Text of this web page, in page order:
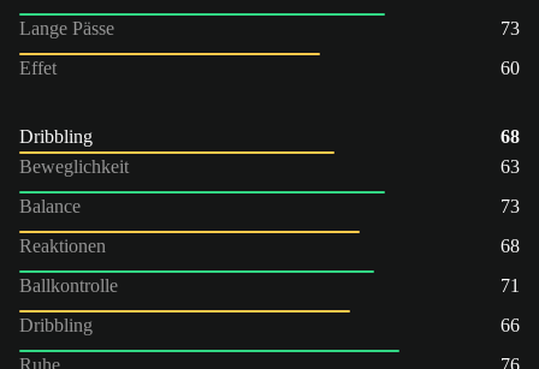
Lange Pässe
73
Effet
60
Dribbling
68
Beweglichkeit
63
Balance
73
Reaktionen
68
Ballkontrolle
71
Dribbling
66
Ruhe
76